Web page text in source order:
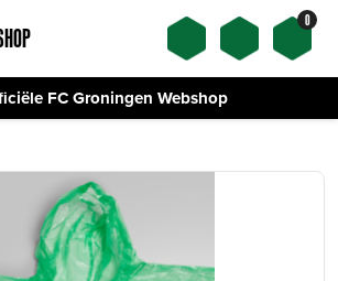
0
FC Groningen Webshop